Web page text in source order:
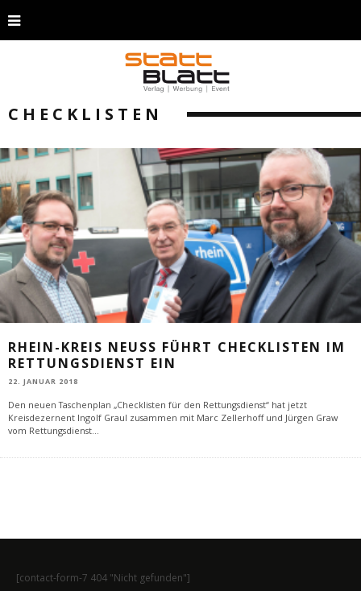
CHECKLISTEN
RHEIN-KREIS NEUSS FÜHRT CHECKLISTEN IM
RETTUNGSDIENST EIN
22. JANUAR 2018
Den neuen Taschenplan „Checklisten für den Rettungsdienst“ hat jetzt
Kreisdezernent Ingolf Graul zusammen mit Marc Zellerhoff und Jürgen Graw
vom Rettungsdienst
[contact-form-7 404 "Nicht gefunden"]